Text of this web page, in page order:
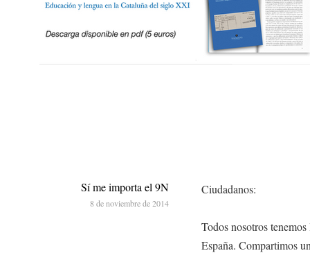
Ciudadanos:
Todos nosotros
España. Compartimos
Sí me importa el 9N
8 de noviembre de 2014